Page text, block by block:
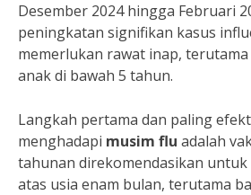
Desember 2024 hingga Februari
peningkatan signifikan kasus
memerlukan rawat inap,
anak di bawah 5 tahun.
Langkah pertama dan paling
menghadapi musim flu adalah
tahunan direkomendasikan untuk
atas usia enam bulan, terutama